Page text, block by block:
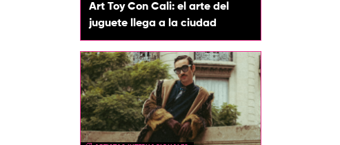
Art Toy Con Cali: el arte del
juguete llega a la ciudad